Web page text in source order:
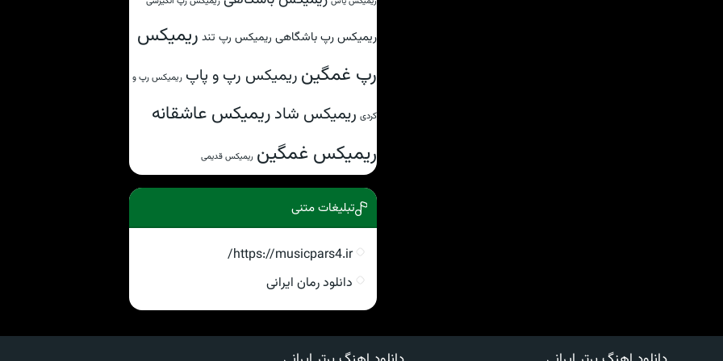
ریمیکس رپ باشگاهی ریمیکس رپ تند ریمیکس
رپ غمگین ریمیکس رپ و پاپ ریمیکس رپ و
کردی ریمیکس شادریمیکس عاشقانه
ریمیکس غمگین ریمیکس قدیمی
تبلیغات متنی
https://musicpars4.ir/
دانلود رمان ایرانی